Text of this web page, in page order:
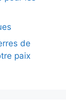
de
paix